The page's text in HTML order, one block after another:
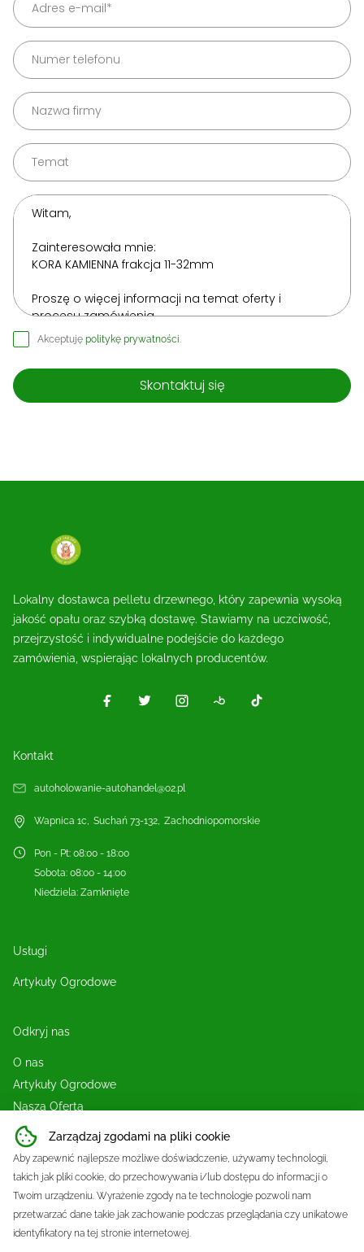
Zarządzaj zgodami na pliki cookie
Aby zapewnić najlepsze możliwe doświadczenie, używamy technologii,
takich jak pliki cookie, do przechowywania i/lub dostępu do informacji o
Twoim urządzeniu. Wyrażenie zgody na te technologie pozwoli nam
przetwarzać dane takie jak zachowanie podczas przeglądania czy unikatowe
identyfikatory na tej stronie internetowej.
Akceptuję politykę prywatności.
Skontaktuj się
Lokalny dostawca pelletu drzewnego, który zapewnia wysoką
jakość opału oraz szybką dostawę. Stawiamy na uczciwość,
przejrzystość i indywidualne podejście do każdego
zamówienia, wspierając lokalnych producentów.
Kontakt
autoholowanie-autohandel@o2.pl
Wapnica 1c, Suchań 73-132, Zachodniopomorskie
Pon - Pt: 08:00 - 18:00
Sobota: 08:00 - 14:00
Niedziela: Zamknięte
Usługi
Artykuły Ogrodowe
Odkryj nas
O nas
Artykuły Ogrodowe
Nasza Oferta
Blog
Sklep
Kontakt